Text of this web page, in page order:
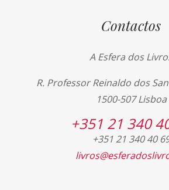
Contactos
A Esfera dos
R. Professor Reinaldo dos
1500-507 Lisboa
+351 21 340
+351 21 340 40